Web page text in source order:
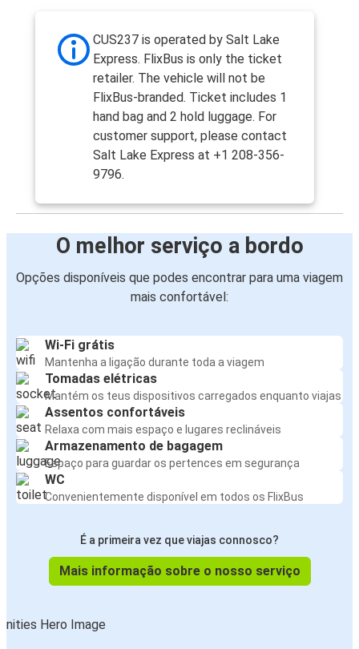
CUS237 is operated by Salt Lake
Express. FlixBus is only the ticket
retailer. The vehicle will not be
FlixBus-branded. Ticket includes 1
hand bag and 2 hold luggage. For
customer support, please contact
Salt Lake Express at +1 208-356-
9796.
O melhor serviço a bordo
Opções disponíveis que podes encontrar para uma viagem
mais confortável:
Wi-Fi grátis
Mantenha a ligação durante toda a viagem
Tomadas elétricas
Mantém os teus dispositivos carregados enquanto viajas
Assentos confortáveis
Relaxa com mais espaço e lugares reclináveis
Armazenamento de bagagem
Espaço para guardar os pertences em segurança
WC
Convenientemente disponível em todos os FlixBus
É a primeira vez que viajas connosco?
Mais informação sobre o nosso serviço